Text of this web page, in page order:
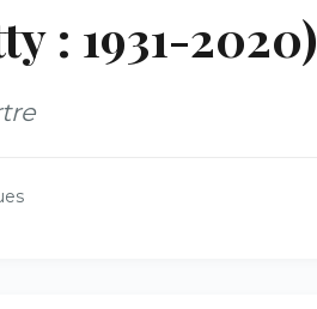
: 1931-2020)